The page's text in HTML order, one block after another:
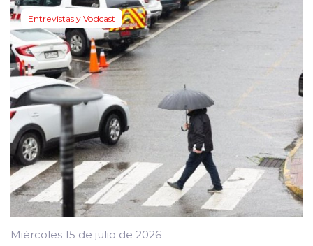
Entrevistas y Vodcast
Miércoles 15 de julio de 2026